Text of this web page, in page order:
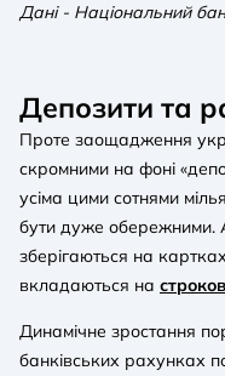
Дані - Національний
Депозити та
Проте заощадження
скромними на фоні
усіма цими сотнями
бути дуже обережними.
зберігаються на
вкладаються на
Динамічне зростання
банківських рахунках